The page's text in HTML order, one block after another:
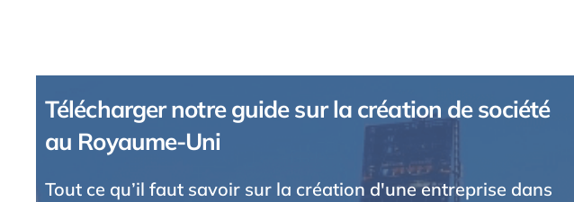
Télécharger notre guide sur la création de société
au Royaume-Uni
Tout ce qu’il faut savoir sur la création d'une entreprise dans